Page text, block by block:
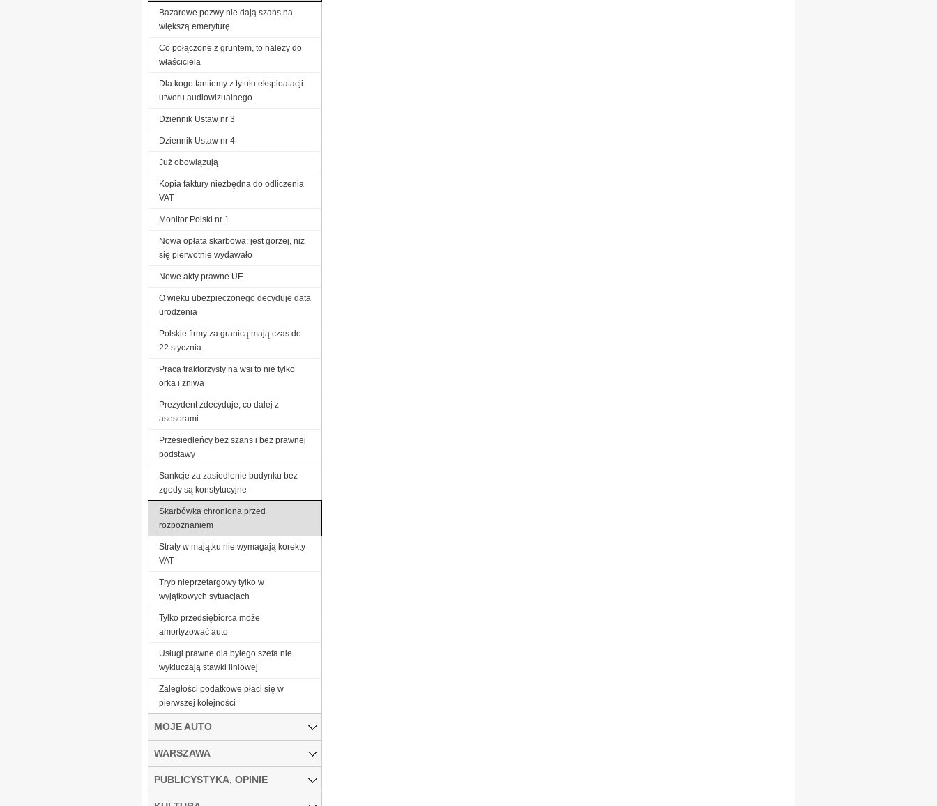
Bazarowe pozwy nie dają szans na
większą emeryturę
Co połączone z gruntem, to należy do
właściciela
Dla kogo tantiemy z tytułu eksploatacji
utworu audiowizualnego
Dziennik Ustaw nr 3
Dziennik Ustaw nr 4
Już obowiązują
Kopia faktury niezbędna do odliczenia
VAT
Monitor Polski nr 1
Nowa opłata skarbowa: jest gorzej, niż
się pierwotnie wydawało
Nowe akty prawne UE
O wieku ubezpieczonego decyduje data
urodzenia
Polskie firmy za granicą mają czas do
22 stycznia
Praca traktorzysty na wsi to nie tylko
orka i żniwa
Prezydent zdecyduje, co dalej z
asesorami
Przesiedleńcy bez szans i bez prawnej
podstawy
Sankcje za zasiedlenie budynku bez
zgody są konstytucyjne
Skarbówka chroniona przed
rozpoznaniem
Straty w majątku nie wymagają korekty
VAT
Tryb nieprzetargowy tylko w
wyjątkowych sytuacjach
Tylko przedsiębiorca może
amortyzować auto
Usługi prawne dla byłego szefa nie
wykluczają stawki liniowej
Zaległości podatkowe płaci się w
pierwszej kolejności
MOJE AUTO
WARSZAWA
PUBLICYSTYKA, OPINIE